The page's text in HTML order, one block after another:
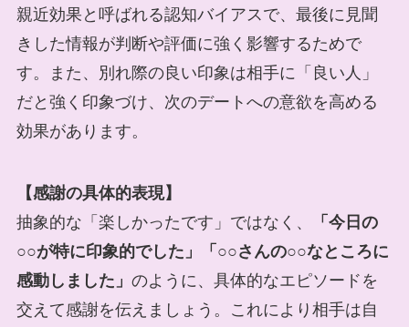
親近効果と呼ばれる認知バイアスで、最後に見聞
きした情報が判断や評価に強く影響するためで
す。また、別れ際の良い印象は相手に「良い人」
だと強く印象づけ、次のデートへの意欲を高める
効果があります。
【感謝の具体的表現】
抽象的な「楽しかったです」ではなく、
「今日の
○○が特に印象的でした」「○○さんの○○なところに
感動しました」 のように、具体的なエピソードを
交えて感謝を伝えましょう。これにより相手は自